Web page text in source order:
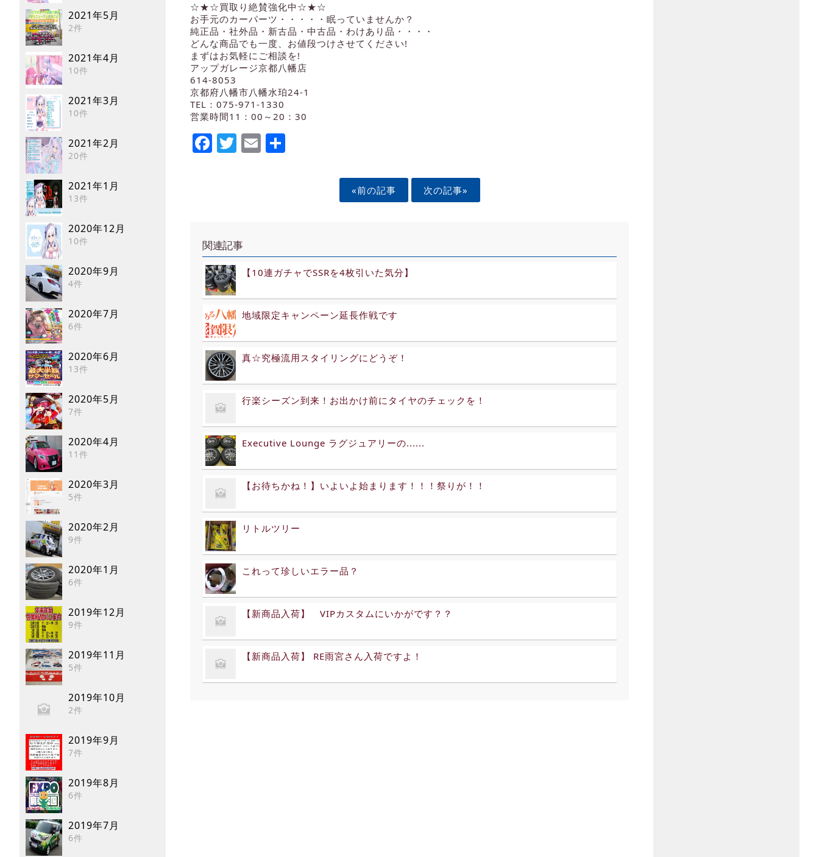
2021年5月
2件
2021年4月
10件
2021年3月
10件
2021年2月
20件
2021年1月
13件
2020年12月
10件
2020年9月
4件
2020年7月
6件
2020年6月
13件
2020年5月
7件
2020年4月
11件
2020年3月
5件
2020年2月
9件
2020年1月
6件
2019年12月
9件
2019年11月
5件
2019年10月
2件
2019年9月
7件
2019年8月
6件
2019年7月
6件
☆★☆買取り絶賛強化中☆★☆
お手元のカーパーツ・・・・・眠っていませんか？
純正品・社外品・新古品・中古品・わけあり品・・・・
どんな商品でも一度、お値段つけさせてください!
まずはお気軽にご相談を!
アップガレージ京都八幡店
614-8053
京都府八幡市八幡水珀24-1
TEL：075-971-1330
営業時間11：00～20：30
Facebook
Twitter
Email
«前の記事 次の記事»
関連記事
【10連ガチャでSSRを4枚引いた気分】
地域限定キャンペーン延長作戦です
真☆究極流用スタイリングにどうぞ！
行楽シーズン到来！お出かけ前にタイヤのチェックを！
Executive Lounge ラグジュアリーの......
【お待ちかね！】いよいよ始まります！！！祭りが！！
リトルツリー
これって珍しいエラー品？
【新商品入荷】 VIPカスタムにいかがです？？
【新商品入荷】 RE雨宮さん入荷ですよ！